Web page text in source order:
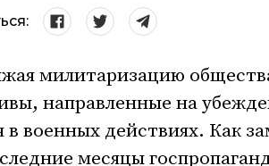
милитаризацию
направленные на
в военных действиях. Как
месяцы